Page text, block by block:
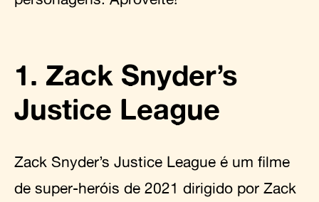
1. Zack Snyder’s
Justice League
Zack Snyder’s Justice League é um filme
de super-heróis de 2021 dirigido por Zack